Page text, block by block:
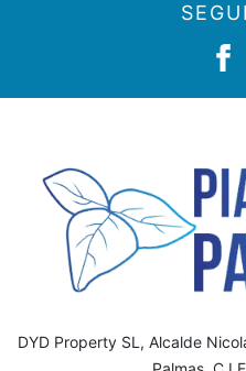
DYD Property SL, Alcalde